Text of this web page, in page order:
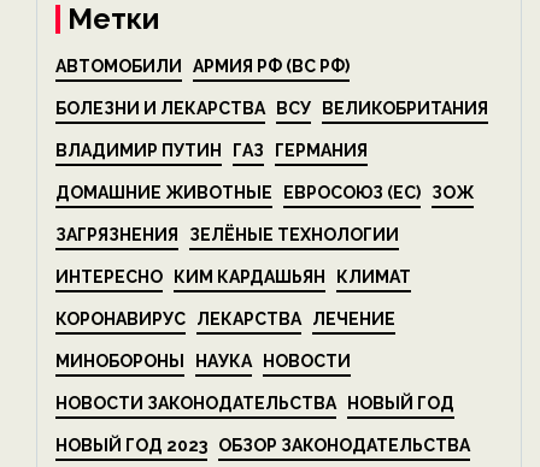
Метки
АВТОМОБИЛИ АРМИЯ РФ (ВС РФ)
БОЛЕЗНИ И ЛЕКАРСТВА ВСУ ВЕЛИКОБРИТАНИЯ
ВЛАДИМИР ПУТИН ГАЗ ГЕРМАНИЯ
ДОМАШНИЕ ЖИВОТНЫЕ ЕВРОСОЮЗ (ЕС) ЗОЖ
ЗАГРЯЗНЕНИЯ ЗЕЛЁНЫЕ ТЕХНОЛОГИИ
ИНТЕРЕСНО КИМ КАРДАШЬЯН КЛИМАТ
КОРОНАВИРУС ЛЕКАРСТВА ЛЕЧЕНИЕ
МИНОБОРОНЫ НАУКА НОВОСТИ
НОВОСТИ ЗАКОНОДАТЕЛЬСТВА НОВЫЙ ГОД
НОВЫЙ ГОД 2023 ОБЗОР ЗАКОНОДАТЕЛЬСТВА